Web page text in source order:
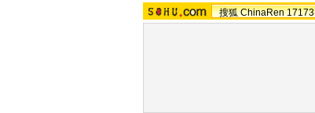
搜狐 ChinaRen 17173